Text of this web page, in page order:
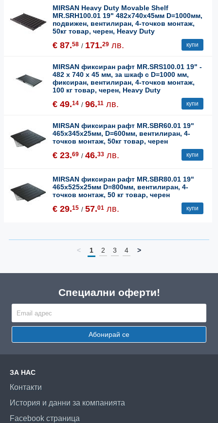
MIRSAN Heavy Duty Movable Shelf
MR.SRH100.01 19" 482x740x45мм D=1000мм,
подвижен, вентилиран, 4-точков монтаж,
50кг товар, черен, Heavy Duty
€ 87.58 / 171.29 лв. купи
MIRSAN фиксиран рафт MR.SRS100.01 19" -
482 x 740 x 45 мм, за шкаф с D=1000 мм,
фиксиран, вентилиран, 4-точков монтаж,
100 кг товар, черен, Heavy Duty
€ 49.14 / 96.11 лв. купи
MIRSAN фиксиран рафт MR.SBR60.01 19"
465x345x25мм, D=600мм, вентилиран, 4-
точков монтаж, 50кг товар, черен
€ 23.69 / 46.33 лв. купи
MIRSAN фиксиран рафт MR.SBR80.01 19"
465x525x25мм D=800мм, вентилиран, 4-
точков монтаж, 50 кг товар, черен
€ 29.15 / 57.01 лв. купи
< 1 2 3 4 >
Специални оферти!
Абонирай се
ЗА НАС
Контакти
История и данни за компанията
Facebook страница